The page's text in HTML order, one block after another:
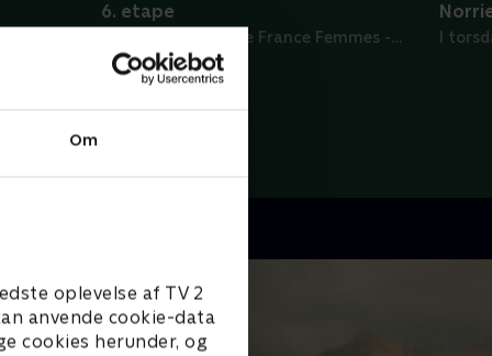
Om
oplevelse af TV 2
anvende cookie-data
cookies herunder, og
6. etape
I torsdags • Tour de France Femmes -
Højdepunkter
I